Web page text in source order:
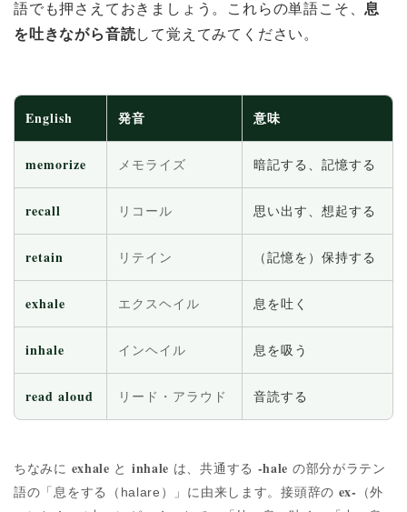
語でも押さえておきましょう。これらの単語こそ、 息
を吐きながら音読して覚えてみてください。
English 発音 意味
memorize メモライズ 暗記する、記憶する
recall リコール 思い出す、想起する
retain リテイン （記憶を）保持する
exhale エクスヘイル 息を吐く
inhale インヘイル 息を吸う
read aloud リード・アラウド 音読する
ちなみに exhale と inhale は、共通する -hale の部分がラテン
語の「息をする（halare）」に由来します。接頭辞の ex-
（外